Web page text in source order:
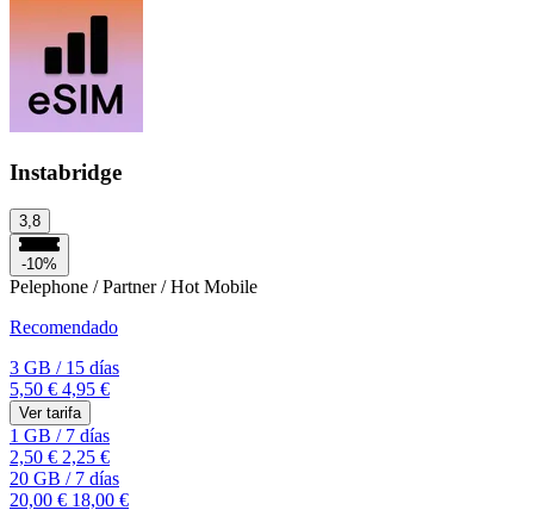
Instabridge
3,8
-10%
Pelephone / Partner / Hot Mobile
Recomendado
3 GB /15 días
5,50 € 4,95 €
Ver tarifa
1 GB /7 días
2,50 € 2,25 €
20 GB /7 días
20,00 € 18,00 €